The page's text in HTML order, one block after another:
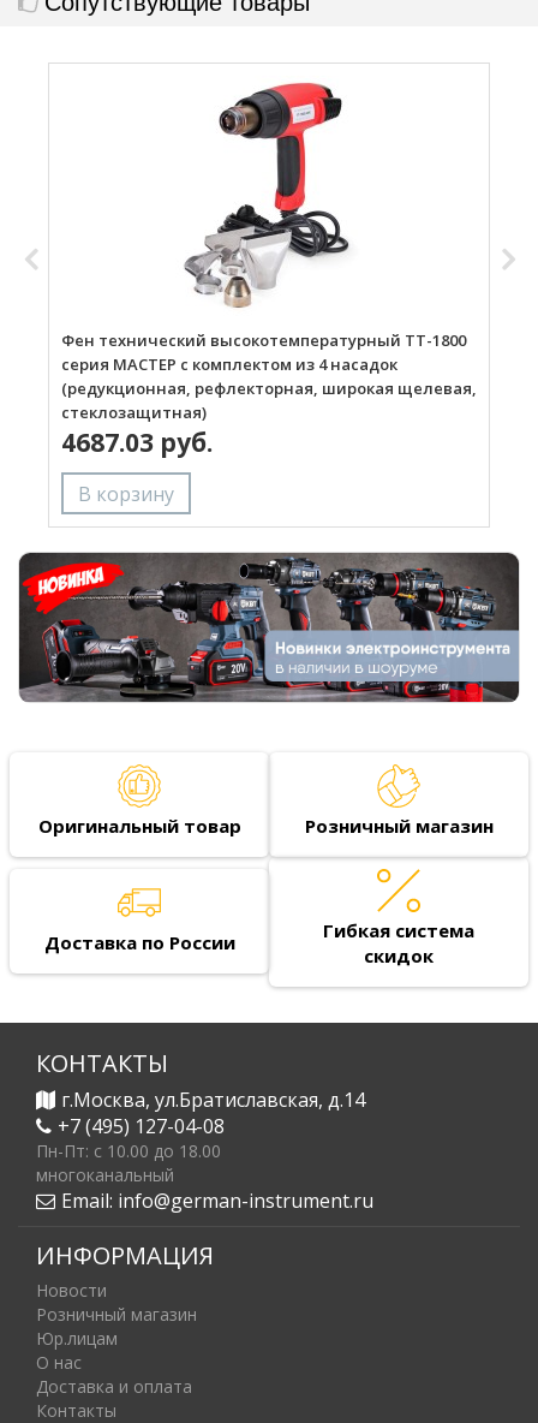
Фен технический высокотемпературный ТТ-1800
серия МАСТЕР с комплектом из 4 насадок
(редукционная, рефлекторная, широкая щелевая,
стеклозащитная)
4687.03 руб.
Оригинальный товар Розничный магазин
Доставка по России
Гибкая система
скидок
КОНТАКТЫ
г.Москва, ул.Братиславская, д.14
+7 (495) 127-04-08
Пн-Пт: c 10.00 до 18.00
многоканальный
Email: info@german-instrument.ru
ИНФОРМАЦИЯ
Новости
Розничный магазин
Юр.лицам
О нас
Доставка и оплата
Контакты